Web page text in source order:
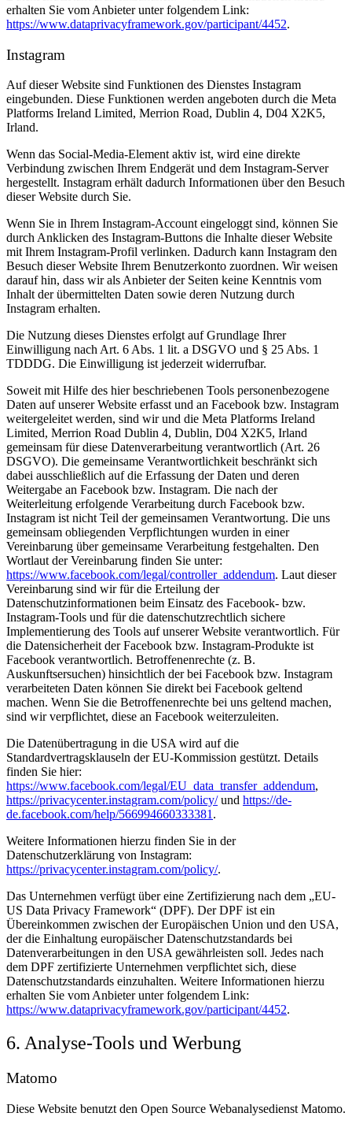
erhalten Sie vom Anbieter unter folgendem Link:
https://www.dataprivacyframework.gov/participant/4452.
Instagram
Auf dieser Website sind Funktionen des Dienstes Instagram
eingebunden. Diese Funktionen werden angeboten durch die Meta
Platforms Ireland Limited, Merrion Road, Dublin 4, D04 X2K5,
Irland.
Wenn das Social-Media-Element aktiv ist, wird eine direkte
Verbindung zwischen Ihrem Endgerät und dem Instagram-Server
hergestellt. Instagram erhält dadurch Informationen über den Besuch
dieser Website durch Sie.
Wenn Sie in Ihrem Instagram-Account eingeloggt sind, können Sie
durch Anklicken des Instagram-Buttons die Inhalte dieser Website
mit Ihrem Instagram-Profil verlinken. Dadurch kann Instagram den
Besuch dieser Website Ihrem Benutzerkonto zuordnen. Wir weisen
darauf hin, dass wir als Anbieter der Seiten keine Kenntnis vom
Inhalt der übermittelten Daten sowie deren Nutzung durch
Instagram erhalten.
Die Nutzung dieses Dienstes erfolgt auf Grundlage Ihrer
Einwilligung nach Art. 6 Abs. 1 lit. a DSGVO und § 25 Abs. 1
TDDDG. Die Einwilligung ist jederzeit widerrufbar.
Soweit mit Hilfe des hier beschriebenen Tools personenbezogene
Daten auf unserer Website erfasst und an Facebook bzw. Instagram
weitergeleitet werden, sind wir und die Meta Platforms Ireland
Limited, Merrion Road Dublin 4, Dublin, D04 X2K5, Irland
gemeinsam für diese Datenverarbeitung verantwortlich (Art. 26
DSGVO). Die gemeinsame Verantwortlichkeit beschränkt sich
dabei ausschließlich auf die Erfassung der Daten und deren
Weitergabe an Facebook bzw. Instagram. Die nach der
Weiterleitung erfolgende Verarbeitung durch Facebook bzw.
Instagram ist nicht Teil der gemeinsamen Verantwortung. Die uns
gemeinsam obliegenden Verpflichtungen wurden in einer
Vereinbarung über gemeinsame Verarbeitung festgehalten. Den
Wortlaut der Vereinbarung finden Sie unter:
https://www.facebook.com/legal/controller_addendum. Laut dieser
Vereinbarung sind wir für die Erteilung der
Datenschutzinformationen beim Einsatz des Facebook- bzw.
Instagram-Tools und für die datenschutzrechtlich sichere
Implementierung des Tools auf unserer Website verantwortlich. Für
die Datensicherheit der Facebook bzw. Instagram-Produkte ist
Facebook verantwortlich. Betroffenenrechte (z. B.
Auskunftsersuchen) hinsichtlich der bei Facebook bzw. Instagram
verarbeiteten Daten können Sie direkt bei Facebook geltend
machen. Wenn Sie die Betroffenenrechte bei uns geltend machen,
sind wir verpflichtet, diese an Facebook weiterzuleiten.
Die Datenübertragung in die USA wird auf die
Standardvertragsklauseln der EU-Kommission gestützt. Details
finden Sie hier:
https://www.facebook.com/legal/EU_data_transfer_addendum,
https://privacycenter.instagram.com/policy/und https://de-
de.facebook.com/help/566994660333381 .
Weitere Informationen hierzu finden Sie in der
Datenschutzerklärung von Instagram:
https://privacycenter.instagram.com/policy/.
Das Unternehmen verfügt über eine Zertifizierung nach dem „EU-
US Data Privacy Framework“ (DPF). Der DPF ist ein
Übereinkommen zwischen der Europäischen Union und den USA,
der die Einhaltung europäischer Datenschutzstandards bei
Datenverarbeitungen in den USA gewährleisten soll. Jedes nach
dem DPF zertifizierte Unternehmen verpflichtet sich, diese
Datenschutzstandards einzuhalten. Weitere Informationen hierzu
erhalten Sie vom Anbieter unter folgendem Link:
https://www.dataprivacyframework.gov/participant/4452.
6. Analyse-Tools und Werbung
Matomo
Diese Website benutzt den Open Source Webanalysedienst Matomo.